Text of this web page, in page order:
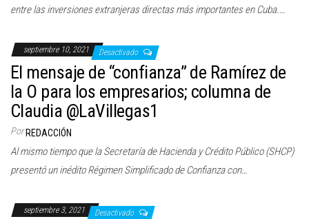
entre las inversiones extranjeras directas más importantes en Cuba.…
septiembre 10, 2021 Desactivado
El mensaje de “confianza” de Ramírez de
la O para los empresarios; columna de
Claudia @LaVillegas1
Por REDACCIÓN
Al mismo tiempo que la Secretaría de Hacienda y Crédito Público (SHCP)
presentó un inédito Régimen Simplificado de Confianza con…
septiembre 3, 2021 Desactivado